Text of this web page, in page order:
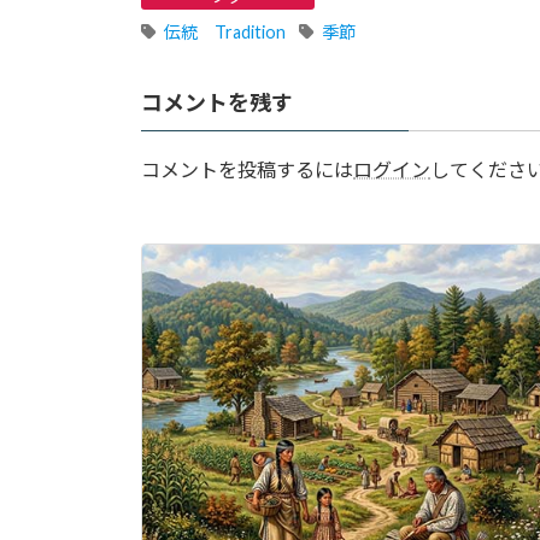
伝統 Tradition
季節
コメントを残す
コメントを投稿するにはログイン してくださ